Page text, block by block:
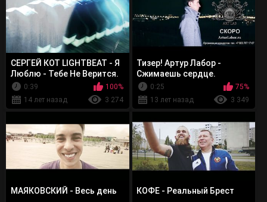
СЕРГЕЙ КОТ LIGHTBEAT - Я
Люблю - Тебе Не Верится.
(Тизер)
0:39
100%
14 лет назад
3 274
Тизер! Артур Лабор -
Сжимаешь сердце.
СКОРО...
0:25
75%
13 лет назад
3 349
МАЯКОВСКИЙ - Весь день КОФЕ - Реальный Брест